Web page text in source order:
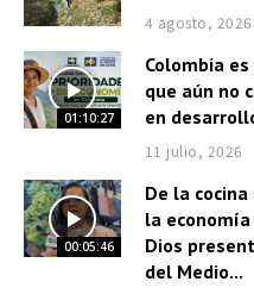
4 agosto, 2026
01:10:27
Colombia
que aún no
en
11 julio, 2026
00:05:46
De la
la
Dios
del Medio...